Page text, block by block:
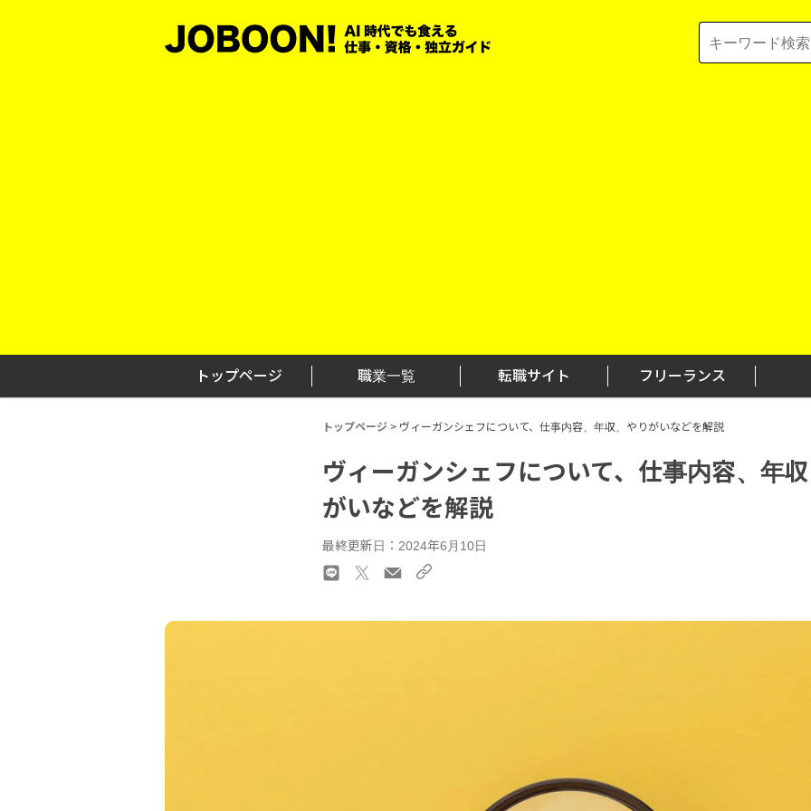
for:
トップページ 職業一覧 転職サイト フリーランス
トップページ > ヴィーガンシェフについて、仕事内容、年収、やりがいなどを解説
ヴィーガンシェフについて、仕事内容、年
がいなどを解説
最終更新日：2024年6月10日